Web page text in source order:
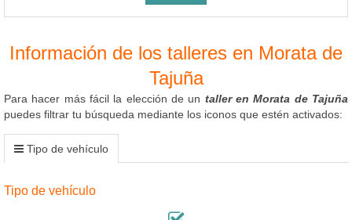
Información de los talleres en Morata de
Tajuña
Para hacer más fácil la elección de un taller en Morata de Tajuña
puedes filtrar tu búsqueda mediante los iconos que estén activados:
Tipo de vehículo
Tipo de vehículo